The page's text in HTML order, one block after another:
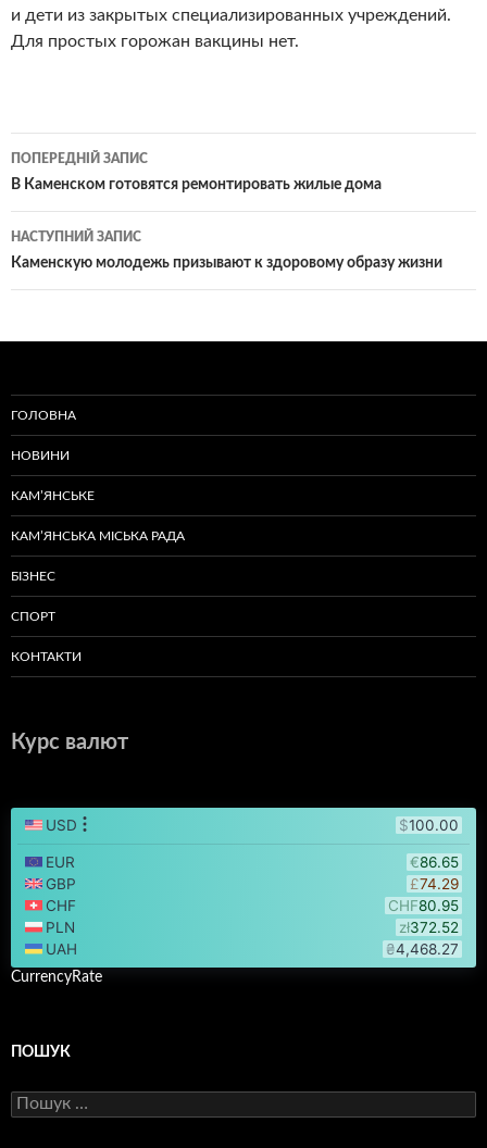
и дети из закрытых специализированных учреждений.
Для простых горожан вакцины нет.
Навігація
по
записам
ПОПЕРЕДНІЙ ЗАПИС
В Каменском готовятся ремонтировать жилые дома
НАСТУПНИЙ ЗАПИС
Каменскую молодежь призывают к здоровому образу жизни
ГОЛОВНА
НОВИНИ
КАМ’ЯНСЬКЕ
КАМ’ЯНСЬКА МІСЬКА РАДА
БІЗНЕС
СПОРТ
КОНТАКТИ
Курс валют
CurrencyRate
ПОШУК
Пошук: